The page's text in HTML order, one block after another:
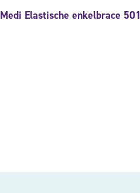
Medi Elastische enkelbrace 501